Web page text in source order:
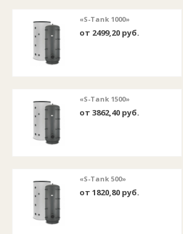
«S-Tank 1000»
от 2499,20 руб.
«S-Tank 1500»
от 3862,40 руб.
«S-Tank 500»
от 1820,80 руб.